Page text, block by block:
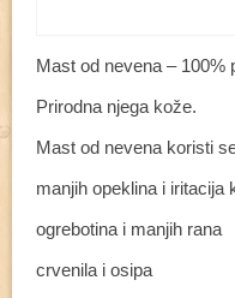
Mast od nevena – 100%
Prirodna njega kože.
Mast od nevena koristi
manjih opeklina i iritacija
ogrebotina i manjih rana
crvenila i osipa